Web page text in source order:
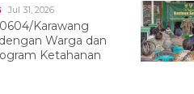
Jul 31, 2026
Karawang
Warga dan
Ketahanan